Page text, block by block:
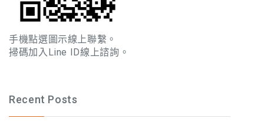
手機點選圖示線上聯繫。
掃碼加入Line ID線上諮詢。
Recent Posts